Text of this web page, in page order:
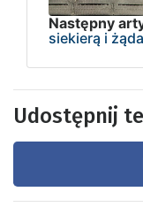
Następny
siekierą i
Udostępnij